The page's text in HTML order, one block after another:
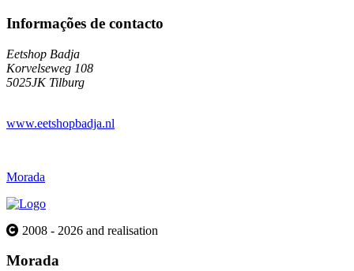
Informações de contacto
Eetshop Badja
Korvelseweg 108
5025JK Tilburg
www.eetshopbadja.nl
Morada
2008 - 2026 and realisation
Morada